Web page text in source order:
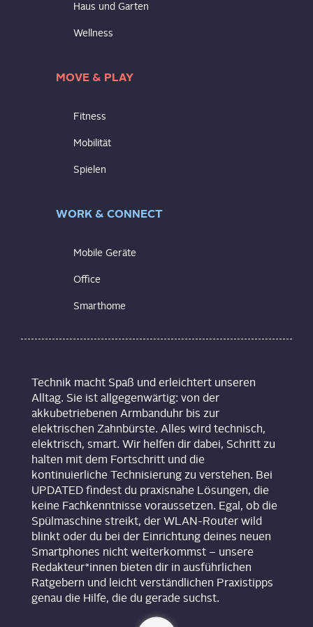
Haus und Garten
Wellness
MOVE & PLAY
Fitness
Mobilität
Spielen
WORK & CONNECT
Mobile Geräte
Office
Smarthome
Technik macht Spaß und erleichtert unseren
Alltag. Sie ist allgegenwärtig: von der
akkubetriebenen Armbanduhr bis zur
elektrischen Zahnbürste. Alles wird technisch,
elektrisch, smart. Wir helfen dir dabei, Schritt zu
halten mit dem Fortschritt und die
kontinuierliche Technisierung zu verstehen. Bei
UPDATED findest du praxisnahe Lösungen, die
keine Fachkenntnisse voraussetzen. Egal, ob die
Spülmaschine streikt, der WLAN-Router wild
blinkt oder du bei der Einrichtung deines neuen
Smartphones nicht weiterkommst – unsere
Redakteur*innen bieten dir in ausführlichen
Ratgebern und leicht verständlichen Praxistipps
genau die Hilfe, die du gerade suchst.